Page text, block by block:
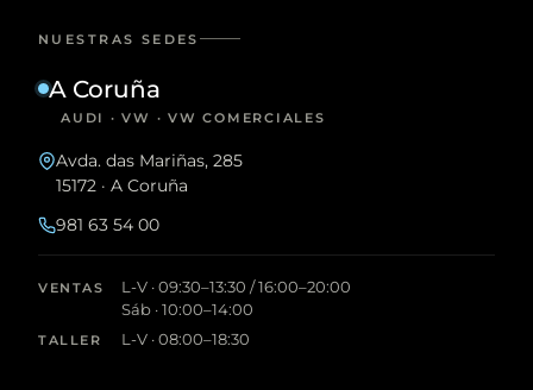
NUESTRAS SEDES
A Coruña
AUDI · VW · VW COMERCIALES
Avda. das Mariñas, 285
15172 · A Coruña
981 63 54 00
VENTAS
L-V · 09:30–13:30 / 16:00–20:00
Sáb · 10:00–14:00
TALLER L-V · 08:00–18:30